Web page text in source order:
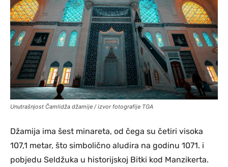
Unutrašnjost Čamlidža džamije / izvor fotografije TGA
Džamija ima šest minareta, od čega su četiri visoka
107,1 metar, što simbolično aludira na godinu 1071. i
pobjedu Seldžuka u historijskoj Bitki kod Manzikerta.